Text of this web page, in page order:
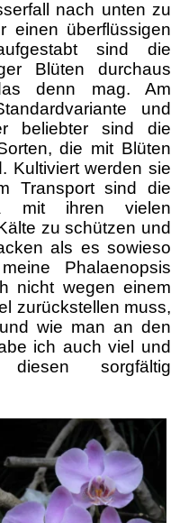
nach unten zu
einen überflüssigen
sind die
Blüten durchaus
denn mag. Am
und
beliebter sind die
die mit Blüten
Kultiviert werden sie
Transport sind die
mit ihren vielen
zu schützen und
als es sowieso
Phalaenopsis
nicht wegen einem
zurückstellen muss,
wie man an den
ich auch viel und
sorgfältig